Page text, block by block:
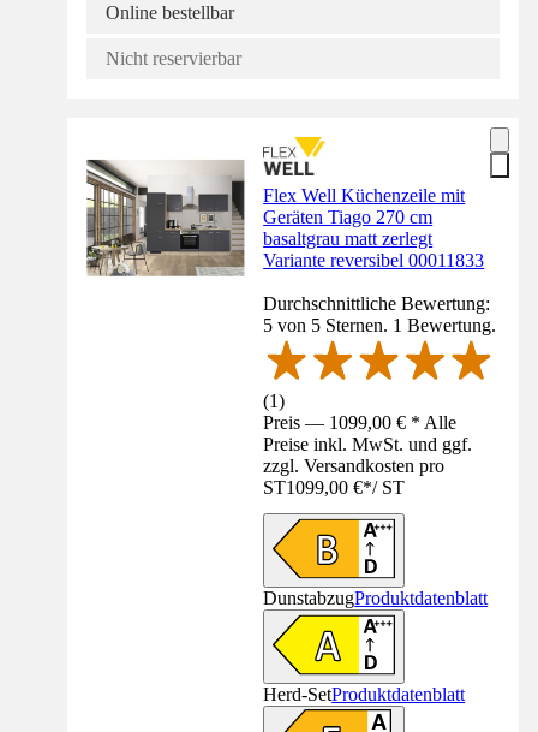
Online bestellbar
Nicht reservierbar
Flex Well Küchenzeile mit
Geräten Tiago 270 cm
basaltgrau matt zerlegt
Variante reversibel 00011833
Durchschnittliche Bewertung:
5 von 5 Sternen. 1 Bewertung.
(1)
Preis — 1099,00 € * Alle
Preise inkl. MwSt. und ggf.
zzgl. Versandkosten pro
ST1099,00 €*/ ST
DunstabzugProduktdatenblatt
Herd-SetProduktdatenblatt